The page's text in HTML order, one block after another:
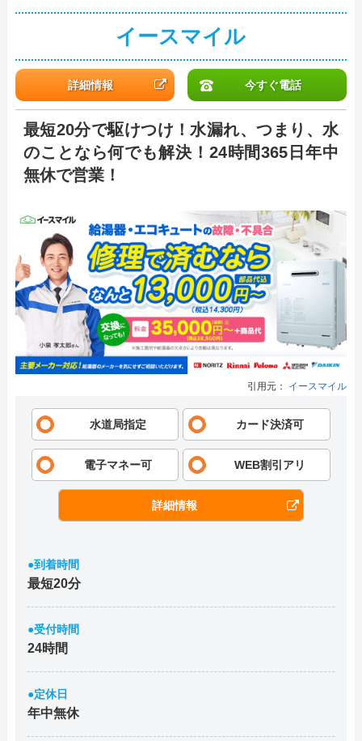
イースマイル
詳細情報 今すぐ電話
最短20分で駆けつけ！水漏れ、つまり、水
のことなら何でも解決！24時間365日年中
無休で営業！
引用元： イースマイル
水道局指定 カード決済可
電子マネー可 WEB割引アリ
詳細情報
●到着時間
最短20分
●受付時間
24時間
●定休日
年中無休